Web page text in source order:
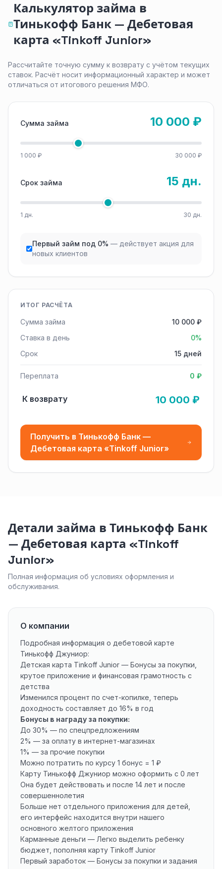
Калькулятор займа в
Тинькофф Банк — Дебетовая
карта «Tinkoff Junior»
Рассчитайте точную сумму к возврату с учётом текущих
ставок. Расчёт носит информационный характер и может
отличаться от итогового решения МФО.
Сумма займа 10 000 ₽
1 000 ₽ 30 000 ₽
Срок займа 15 дн.
1 дн. 30 дн.
Первый займ под 0% — действует акция для
новых клиентов
ИТОГ РАСЧЁТА
Сумма займа
10 000 ₽
Ставка в день
0%
Срок
15 дней
Переплата 0 ₽
К возврату 10 000 ₽
Получить в Тинькофф Банк —
Дебетовая карта «Tinkoff Junior»
Детали займа в Тинькофф Банк
— Дебетовая карта «Tinkoff
Junior»
Полная информация об условиях оформления и
обслуживания.
О компании
Подробная информация о дебетовой карте
Тинькофф Джуниор:
Детская карта Tinkoff Junior — Бонусы за покупки,
крутое приложение и финансовая грамотность с
детства
Изменился процент по счет-копилке, теперь
доходность составляет до 16% в год
Бонусы в награду за покупки:
До 30% — по спецпредложениям
2% — за оплату в интернет-магазинах
1% — за прочие покупки
Можно потратить по курсу 1 бонус = 1 ₽
Карту Тинькофф Джуниор можно оформить с 0 лет
Она будет действовать и после 14 лет и после
совершеннолетия
Больше нет отдельного приложения для детей,
его интерфейс находится внутри нашего
основного желтого приложения
Карманные деньги — Легко выделить ребенку
бюджет, пополняя карту Tinkoff Junior
Первый заработок — Бонусы за покупки и задания